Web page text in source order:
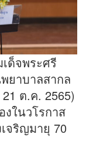
ด็จพระศรี
ยาบาลสากล
ต.ค. 2565)
งในวโรกาส
จริญมายุ 70